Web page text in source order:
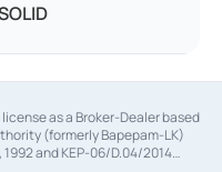
as a Broker-Dealer based
(formerly Bapepam-LK)
and KEP-06/D.04/2014